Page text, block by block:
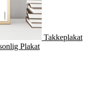
Takkeplakat
Plakat